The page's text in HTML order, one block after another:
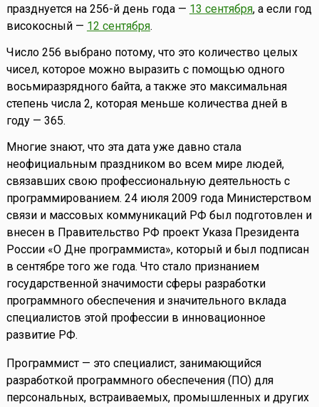
празднуется на 256-й день года — 13 сентября, а если год
високосный — 12 сентября.
Число 256 выбрано потому, что это количество целых
чисел, которое можно выразить с помощью одного
восьмиразрядного байта, а также это максимальная
степень числа 2, которая меньше количества дней в
году — 365.
Многие знают, что эта дата уже давно стала
неофициальным праздником во всем мире людей,
связавших свою профессиональную деятельность с
программированием. 24 июля 2009 года Министерством
связи и массовых коммуникаций РФ был подготовлен и
внесен в Правительство РФ проект Указа Президента
России «О Дне программиста», который и был подписан
в сентябре того же года. Что стало признанием
государственной значимости сферы разработки
программного обеспечения и значительного вклада
специалистов этой профессии в инновационное
развитие РФ.
Программист — это специалист, занимающийся
разработкой программного обеспечения (ПО) для
персональных, встраиваемых, промышленных и других